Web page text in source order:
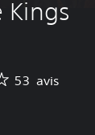
Kings
53 avis